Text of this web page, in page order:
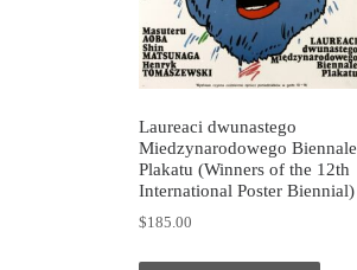
Laureaci dwunastego
Miedzynarodowego Biennale
Plakatu (Winners of the 12th
International Poster Biennial)
$185.00